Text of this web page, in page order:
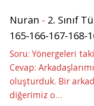
Nuran - 2. Sınıf
165-166-167-168-
Soru: Yönergeleri
Cevap:
oluşturduk. Bir
diğerimiz o…